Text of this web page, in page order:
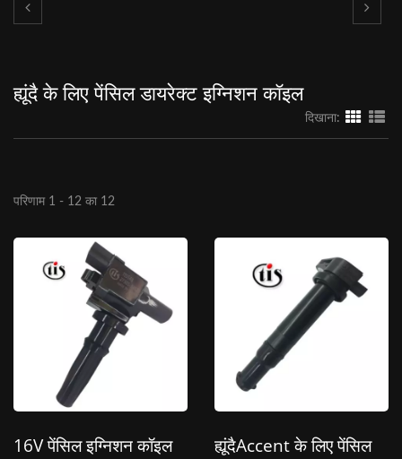
ह्यूंदै के लिए पेंसिल डायरेक्ट इग्निशन कॉइल
दिखाना:
परिणाम 1 - 12 का 12
16V पेंसिल इग्निशन कॉइल
ह्यूंदैAccent के लिए पेंसिल